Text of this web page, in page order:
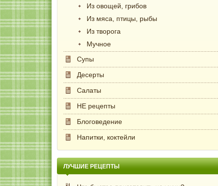
Из овощей, грибов
Из мяса, птицы, рыбы
Из творога
Мучное
Супы
Десерты
Салаты
НЕ рецепты
Блоговедение
Напитки, коктейли
ЛУЧШИЕ РЕЦЕПТЫ